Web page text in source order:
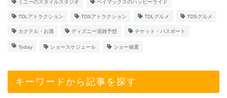
ミニーのスタイルスタジオ ベイマックスのハッピーライド
TDLアトラクション TDSアトラクション TDLグルメ TDSグルメ
カクテル・お酒 ディズニー混雑予想 チケット・パスポート
Today ショースケジュール ショー抽選
キーワードから記事を探す